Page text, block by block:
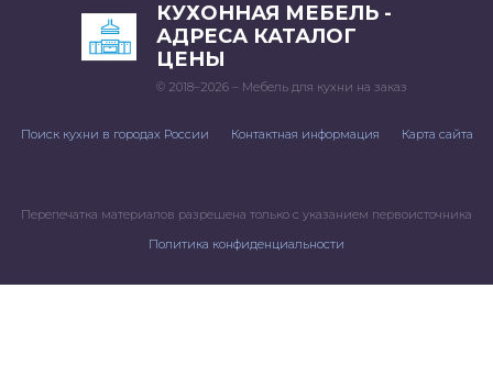
КУХОННАЯ МЕБЕЛЬ -
АДРЕСА КАТАЛОГ
ЦЕНЫ
© 2018–2026 – Мебель для кухни на заказ
Поиск кухни в городах России Контактная информация Карта сайта
Перепечатка материалов разрешена только с указанием первоисточника
Политика конфиденциальности